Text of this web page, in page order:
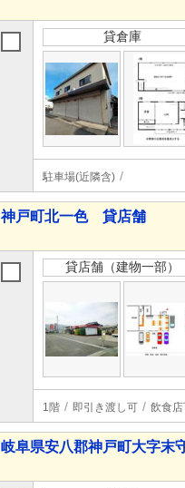
貸倉庫
駐車場(近隣含)
神戸町北一色 貸店舗
貸店舗（建物一部）
1階 即引き渡し可 飲食
岐阜県安八郡神戸町大字末